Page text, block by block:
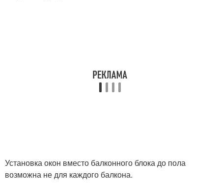
Установка окон вместо балконного блока до пола
возможна не для каждого балкона.